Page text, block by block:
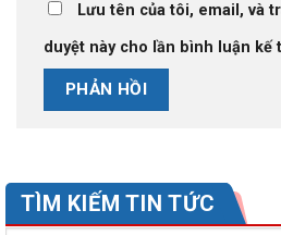
Lưu tên của tôi, email, và
duyệt này cho lần bình luận kế
TÌM KIẾM TIN TỨC